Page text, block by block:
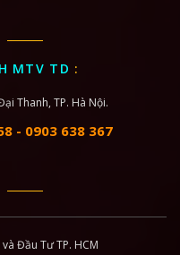
MTV TD :
Thanh, TP. Hà Nội.
- 0903 638 367
Đầu Tư TP. HCM